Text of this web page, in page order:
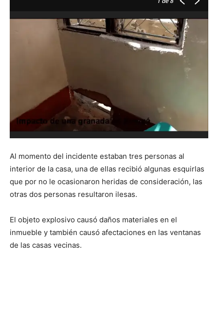
Al momento del incidente estaban tres personas al
interior de la casa, una de ellas recibió algunas esquirlas
que por no le ocasionaron heridas de consideración, las
otras dos personas resultaron ilesas.
El objeto explosivo causó daños materiales en el
inmueble y también causó afectaciones en las ventanas
de las casas vecinas.